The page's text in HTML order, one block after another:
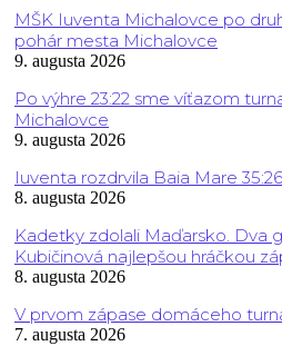
MŠK Iuventa Michalovce po
pohár mesta Michalovce
9. augusta 2026
Po výhre 23:22 sme víťazom
Michalovce
9. augusta 2026
Iuventa rozdrvila Baia Mare
8. augusta 2026
Kadetky zdolali Maďarsko. Dva
Kubičinová najlepšou hráčkou
8. augusta 2026
V prvom zápase domáceho
7. augusta 2026